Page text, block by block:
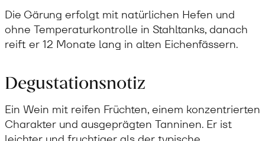
Die Gärung erfolgt mit natürlichen Hefen und
ohne Temperaturkontrolle in Stahltanks, danach
reift er 12 Monate lang in alten Eichenfässern.
Degustationsnotiz
Ein Wein mit reifen Früchten, einem konzentrierten
Charakter und ausgeprägten Tanninen. Er ist